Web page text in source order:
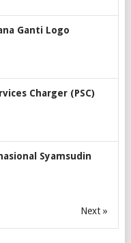
Ganti Logo
Charger (PSC)
Syamsudin
Next »